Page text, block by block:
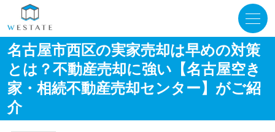
名古屋市西区の実家売却は早めの対策
とは？不動産売却に強い【名古屋空き
家・相続不動産売却センター】がご紹
介